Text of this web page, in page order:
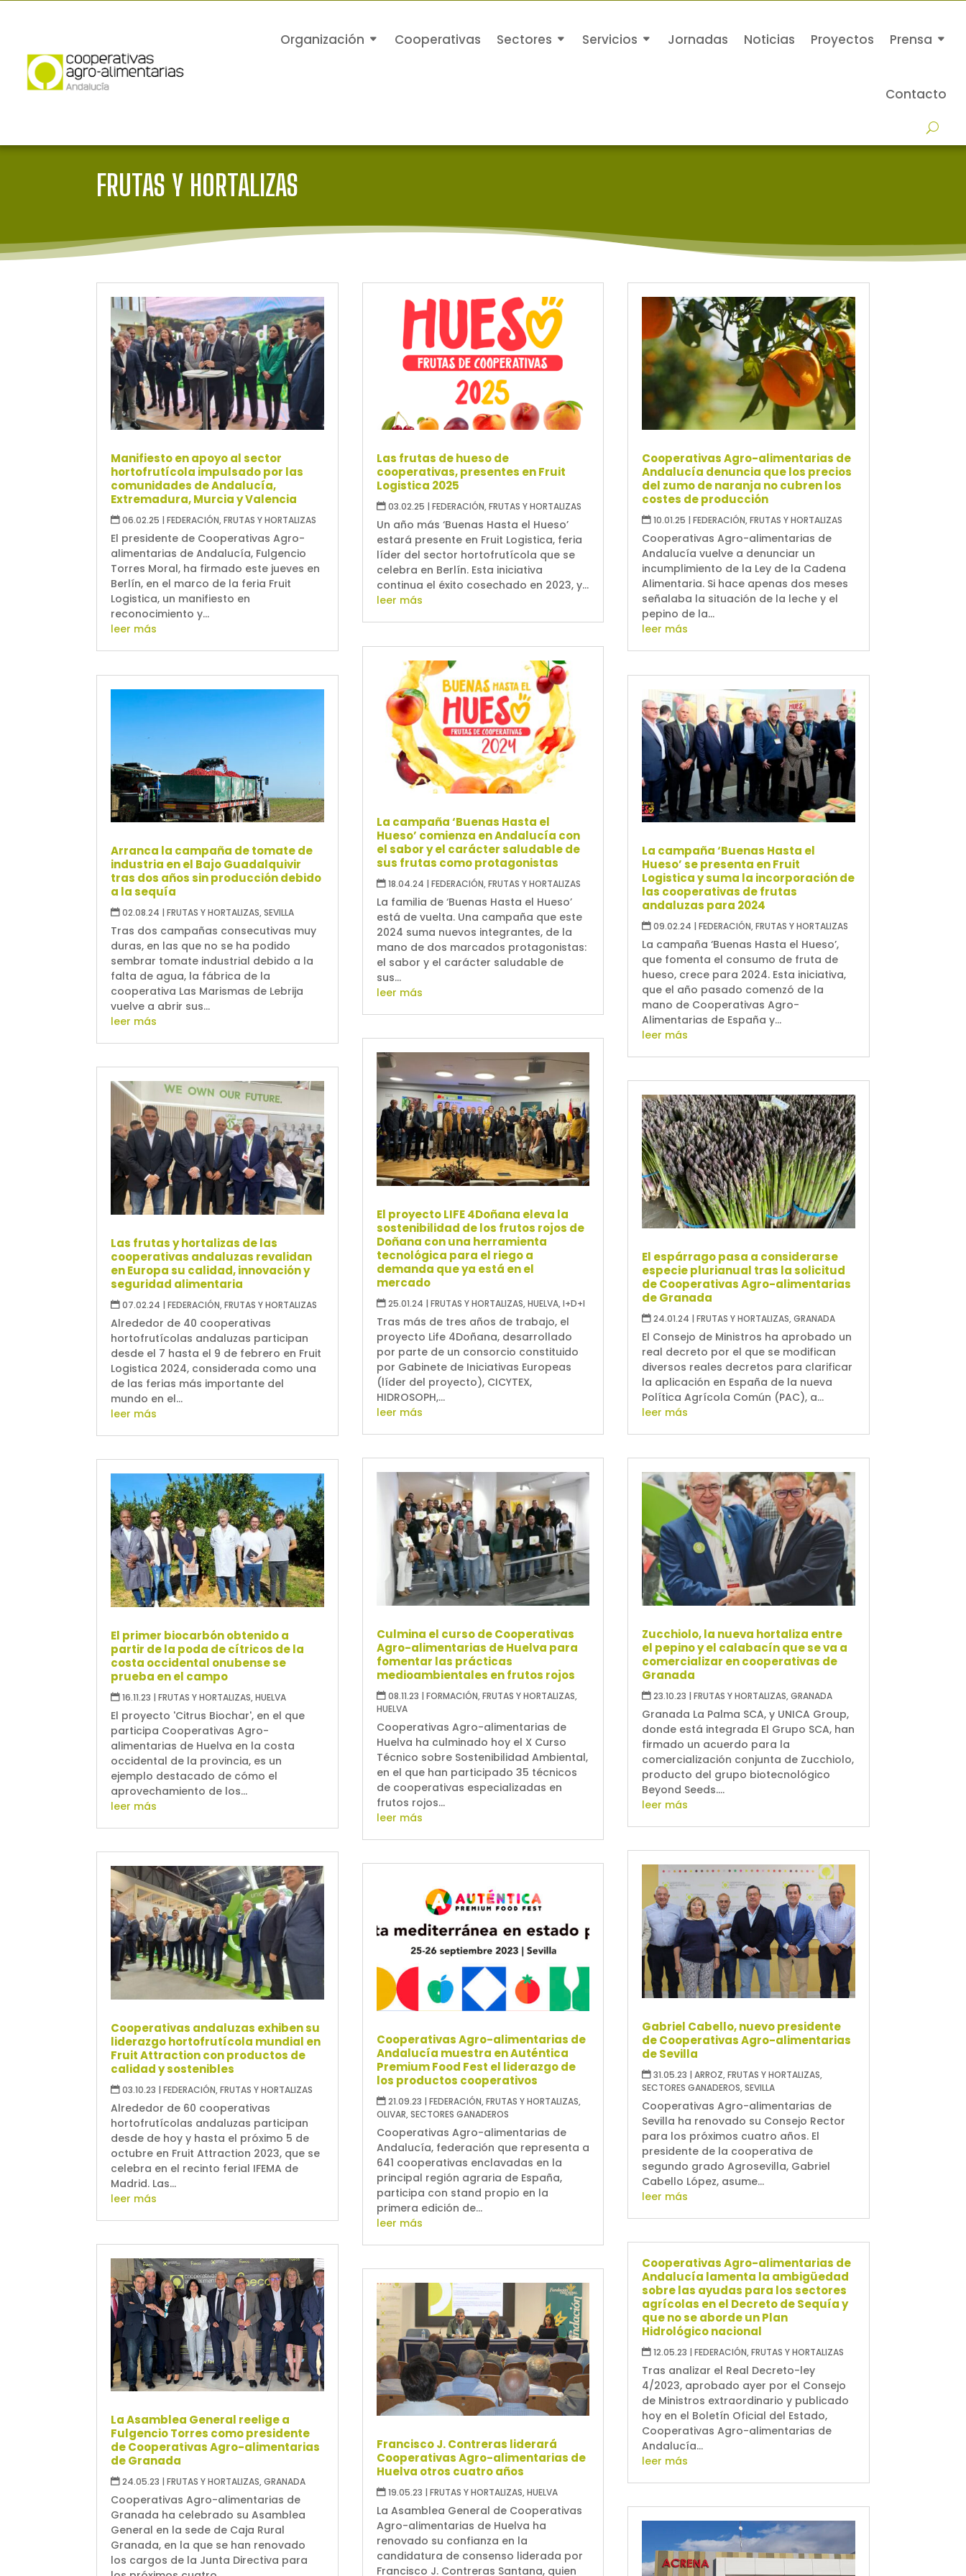
Organización Cooperativas Sectores Servicios Jornadas Noticias Proyectos Prensa
Contacto
FRUTAS Y HORTALIZAS
Manifiesto en apoyo al sector
hortofrutícola impulsado por las
comunidades de Andalucía,
Extremadura, Murcia y Valencia
06.02.25 |FEDERACIÓN,FRUTAS Y HORTALIZAS
El presidente de Cooperativas Agro-
alimentarias de Andalucía, Fulgencio
Torres Moral, ha firmado este jueves en
Berlín, en el marco de la feria Fruit
Logistica, un manifiesto en
reconocimiento y...
leer más
Arranca la campaña de tomate de
industria en el Bajo Guadalquivir
tras dos años sin producción debido
a la sequía
02.08.24 |FRUTAS Y HORTALIZAS,SEVILLA
Tras dos campañas consecutivas muy
duras, en las que no se ha podido
sembrar tomate industrial debido a la
falta de agua, la fábrica de la
cooperativa Las Marismas de Lebrija
vuelve a abrir sus...
leer más
Las frutas y hortalizas de las
cooperativas andaluzas revalidan
en Europa su calidad, innovación y
seguridad alimentaria
07.02.24 |FEDERACIÓN,FRUTAS Y HORTALIZAS
Alrededor de 40 cooperativas
hortofrutícolas andaluzas participan
desde el 7 hasta el 9 de febrero en Fruit
Logistica 2024, considerada como una
de las ferias más importante del
mundo en el...
leer más
El primer biocarbón obtenido a
partir de la poda de cítricos de la
costa occidental onubense se
prueba en el campo
16.11.23 |FRUTAS Y HORTALIZAS,HUELVA
El proyecto 'Citrus Biochar', en el que
participa Cooperativas Agro-
alimentarias de Huelva en la costa
occidental de la provincia, es un
ejemplo destacado de cómo el
aprovechamiento de los...
leer más
Cooperativas andaluzas exhiben su
liderazgo hortofrutícola mundial en
Fruit Attraction con productos de
calidad y sostenibles
03.10.23 |FEDERACIÓN,FRUTAS Y HORTALIZAS
Alrededor de 60 cooperativas
hortofrutícolas andaluzas participan
desde de hoy y hasta el próximo 5 de
octubre en Fruit Attraction 2023, que se
celebra en el recinto ferial IFEMA de
Madrid. Las...
leer más
La Asamblea General reelige a
Fulgencio Torres como presidente
de Cooperativas Agro-alimentarias
de Granada
24.05.23 |FRUTAS Y HORTALIZAS,GRANADA
Cooperativas Agro-alimentarias de
Granada ha celebrado su Asamblea
General en la sede de Caja Rural
Granada, en la que se han renovado
los cargos de la Junta Directiva para
Las frutas de hueso de
cooperativas, presentes en Fruit
Logistica 2025
03.02.25 | FEDERACIÓN,FRUTAS Y HORTALIZAS
Un año más ‘Buenas Hasta el Hueso’
estará presente en Fruit Logistica, feria
líder del sector hortofrutícola que se
celebra en Berlín. Esta iniciativa
continua el éxito cosechado en 2023, y...
leer más
La campaña ‘Buenas Hasta el
Hueso’ comienza en Andalucía con
el sabor y el carácter saludable de
sus frutas como protagonistas
18.04.24 | FEDERACIÓN,FRUTAS Y HORTALIZAS
La familia de ‘Buenas Hasta el Hueso’
está de vuelta. Una campaña que este
2024 suma nuevos integrantes, de la
mano de dos marcados protagonistas:
el sabor y el carácter saludable de
sus...
leer más
El proyecto LIFE 4Doñana eleva la
sostenibilidad de los frutos rojos de
Doñana con una herramienta
tecnológica para el riego a
demanda que ya está en el
mercado
25.01.24 | FRUTAS Y HORTALIZAS,HUELVA,I+D+I
Tras más de tres años de trabajo, el
proyecto Life 4Doñana, desarrollado
por parte de un consorcio constituido
por Gabinete de Iniciativas Europeas
(líder del proyecto), CICYTEX,
HIDROSOPH,...
leer más
Culmina el curso de Cooperativas
Agro-alimentarias de Huelva para
fomentar las prácticas
medioambientales en frutos rojos
08.11.23 | FORMACIÓN,FRUTAS Y HORTALIZAS,
HUELVA
Cooperativas Agro-alimentarias de
Huelva ha culminado hoy el X Curso
Técnico sobre Sostenibilidad Ambiental,
en el que han participado 35 técnicos
de cooperativas especializadas en
frutos rojos...
leer más
Cooperativas Agro-alimentarias de
Andalucía muestra en Auténtica
Premium Food Fest el liderazgo de
los productos cooperativos
21.09.23 | FEDERACIÓN,FRUTAS Y HORTALIZAS,
OLIVAR,SECTORES GANADEROS
Cooperativas Agro-alimentarias de
Andalucía, federación que representa a
641 cooperativas enclavadas en la
principal región agraria de España,
participa con stand propio en la
primera edición de...
leer más
Francisco J. Contreras liderará
Cooperativas Agro-alimentarias de
Huelva otros cuatro años
19.05.23 | FRUTAS Y HORTALIZAS,HUELVA
La Asamblea General de Cooperativas
Agro-alimentarias de Huelva ha
renovado su confianza en la
candidatura de consenso liderada por
Francisco J. Contreras Santana, quien
Cooperativas Agro-alimentarias de
Andalucía denuncia que los precios
del zumo de naranja no cubren los
costes de producción
10.01.25 | FEDERACIÓN,FRUTAS Y HORTALIZAS
Cooperativas Agro-alimentarias de
Andalucía vuelve a denunciar un
incumplimiento de la Ley de la Cadena
Alimentaria. Si hace apenas dos meses
señalaba la situación de la leche y el
pepino de la...
leer más
La campaña ‘Buenas Hasta el
Hueso’ se presenta en Fruit
Logistica y suma la incorporación de
las cooperativas de frutas
andaluzas para 2024
09.02.24 | FEDERACIÓN,FRUTAS Y HORTALIZAS
La campaña ‘Buenas Hasta el Hueso’,
que fomenta el consumo de fruta de
hueso, crece para 2024. Esta iniciativa,
que el año pasado comenzó de la
mano de Cooperativas Agro-
Alimentarias de España y...
leer más
El espárrago pasa a considerarse
especie plurianual tras la solicitud
de Cooperativas Agro-alimentarias
de Granada
24.01.24 | FRUTAS Y HORTALIZAS,GRANADA
El Consejo de Ministros ha aprobado un
real decreto por el que se modifican
diversos reales decretos para clarificar
la aplicación en España de la nueva
Política Agrícola Común (PAC), a...
leer más
Zucchiolo, la nueva hortaliza entre
el pepino y el calabacín que se va a
comercializar en cooperativas de
Granada
23.10.23 | FRUTAS Y HORTALIZAS,GRANADA
Granada La Palma SCA, y UNICA Group,
donde está integrada El Grupo SCA, han
firmado un acuerdo para la
comercialización conjunta de Zucchiolo,
producto del grupo biotecnológico
Beyond Seeds....
leer más
Gabriel Cabello, nuevo presidente
de Cooperativas Agro-alimentarias
de Sevilla
31.05.23 | ARROZ,FRUTAS Y HORTALIZAS,
SECTORES GANADEROS,SEVILLA
Cooperativas Agro-alimentarias de
Sevilla ha renovado su Consejo Rector
para los próximos cuatro años. El
presidente de la cooperativa de
segundo grado Agrosevilla, Gabriel
Cabello López, asume...
leer más
Cooperativas Agro-alimentarias de
Andalucía lamenta la ambigüedad
sobre las ayudas para los sectores
agrícolas en el Decreto de Sequía y
que no se aborde un Plan
Hidrológico nacional
12.05.23 | FEDERACIÓN,FRUTAS Y HORTALIZAS
Tras analizar el Real Decreto-ley
4/2023, aprobado ayer por el Consejo
de Ministros extraordinario y publicado
hoy en el Boletín Oficial del Estado,
Cooperativas Agro-alimentarias de
Andalucía...
leer más